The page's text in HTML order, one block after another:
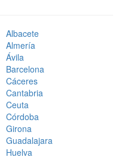
Albacete
Almería
Ávila
Barcelona
Cáceres
Cantabria
Ceuta
Córdoba
Girona
Guadalajara
Huelva